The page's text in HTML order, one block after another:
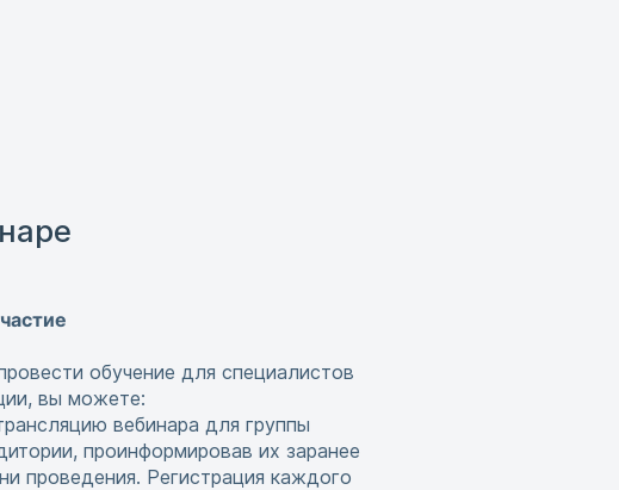
обучение для специалистов
вы можете:
вебинара для группы
проинформировав их заранее
проведения. Регистрация каждого